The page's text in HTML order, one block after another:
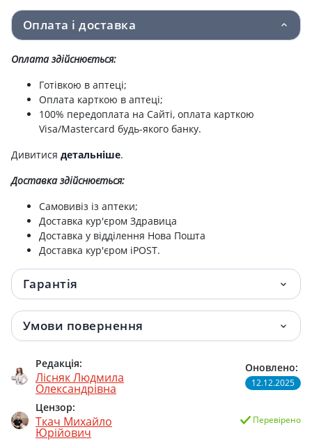
Оплата і доставка
Оплата здійснюється:
Готівкою в аптеці;
Оплата карткою в аптеці;
100% передоплата на Сайті, оплата карткою
Visa/Mastercard будь-якого банку.
Дивитися детальніше.
Доставка здійснюється:
Самовивіз із аптеки;
Доставка кур'єром Здравица
Доставка у відділення Нова Пошта
Доставка кур'єром iPOST.
Гарантія
Умови повернення
Редакція:
Лісняк Людмила
Олександрівна
Цензор:
Ткач Михайло
Юрійович
Оновлено:
12.12.2025
Перевірено